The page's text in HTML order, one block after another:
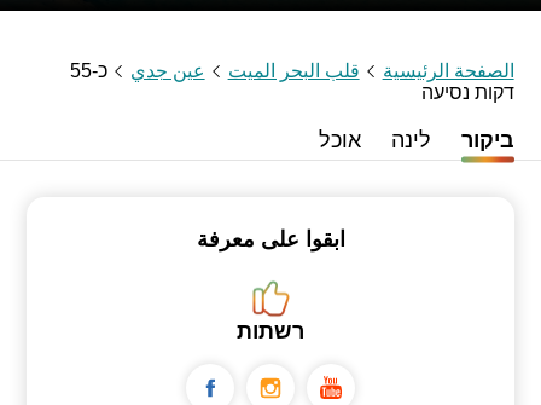
الصفحة الرئيسية قلب البحر الميت عين جدي
כ-55
דקות נסיעה
ביקור לינה אוכל
ابقوا على معرفة
רשתות